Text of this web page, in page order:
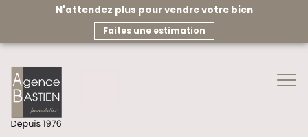
N'attendez plus pour vendre votre bien
faites une estimation